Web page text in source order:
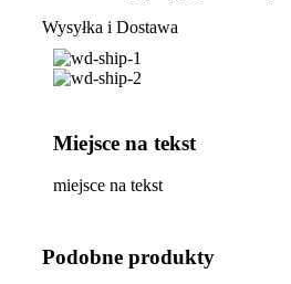
Wysyłka i Dostawa
Miejsce na tekst
miejsce na tekst
Podobne produkty